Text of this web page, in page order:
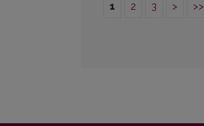
1 2 3 > >>